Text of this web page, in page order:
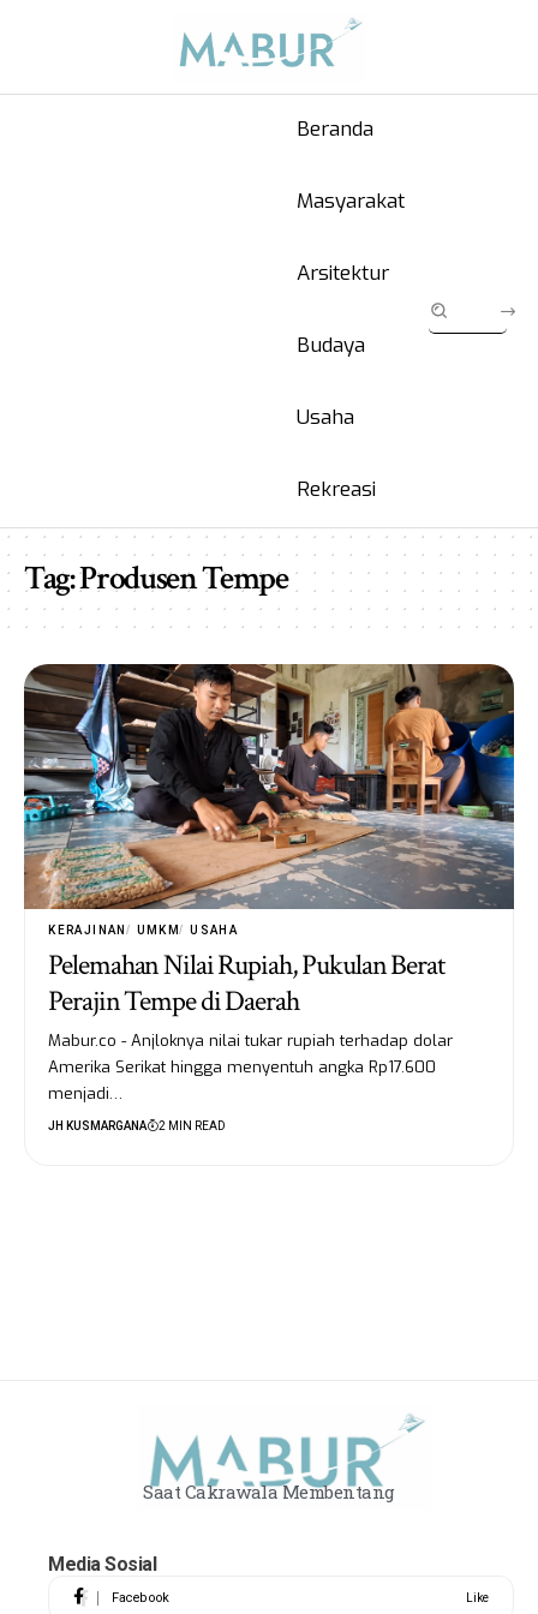
Beranda
Masyarakat
Arsitektur
Budaya
Usaha
Rekreasi
Tag:Produsen Tempe
KERAJINAN UMKM USAHA
Pelemahan Nilai Rupiah, Pukulan Berat
Perajin Tempe di Daerah
Mabur.co - Anjloknya nilai tukar rupiah terhadap dolar
Amerika Serikat hingga menyentuh angka Rp17.600
menjadi…
JH KUSMARGANA 2 MIN READ
Saat Cakrawala Membentang
Media Sosial
Facebook Like